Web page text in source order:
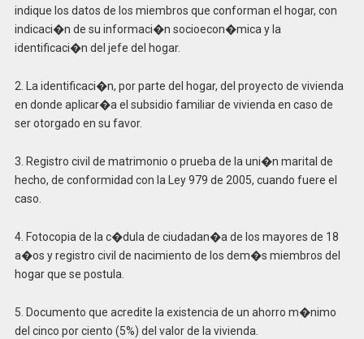
indique los datos de los miembros que conforman el hogar, con
indicaci�n de su informaci�n socioecon�mica y la
identificaci�n del jefe del hogar.
2. La identificaci�n, por parte del hogar, del proyecto de vivienda
en donde aplicar�a el subsidio familiar de vivienda en caso de
ser otorgado en su favor.
3. Registro civil de matrimonio o prueba de la uni�n marital de
hecho, de conformidad con la Ley 979 de 2005, cuando fuere el
caso.
4. Fotocopia de la c�dula de ciudadan�a de los mayores de 18
a�os y registro civil de nacimiento de los dem�s miembros del
hogar que se postula.
5. Documento que acredite la existencia de un ahorro m�nimo
del cinco por ciento (5%) del valor de la vivienda.